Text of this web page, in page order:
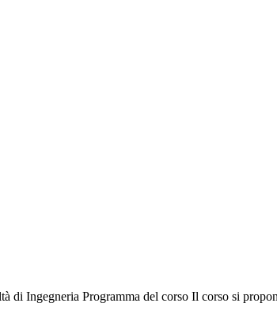
Ingegneria Programma del corso Il corso si